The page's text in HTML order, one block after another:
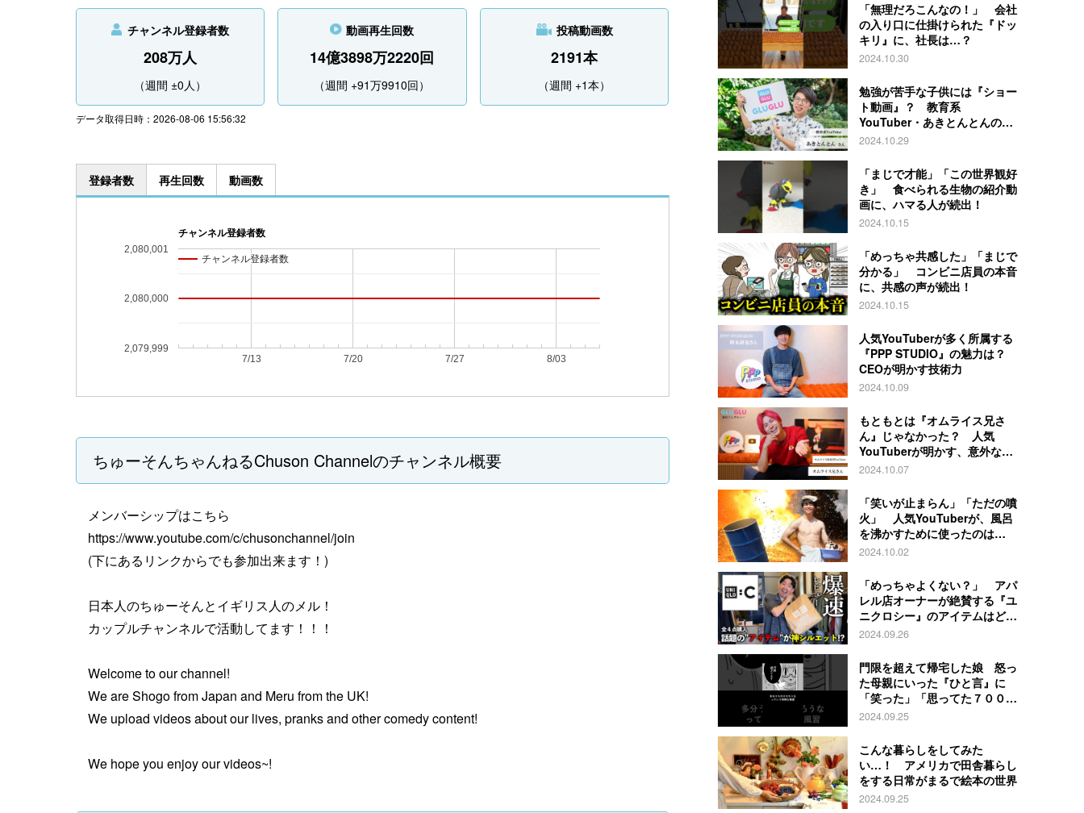
チャンネル登録者数
208万人
（週間 ±0人）
動画再生回数
14億3898万2220回
（週間 +91万9910回）
投稿動画数
2191本
（週間 +1本）
データ取得日時：2026-08-06 15:56:32
登録者数 再生回数 動画数
チャンネル登録者数
7/13 7/20 7/27 8/03
2,079,999
2,080,000
2,080,001
チャンネル登録者数
チャンネル登録者数
ちゅーそんちゃんねるChuson Channelのチャンネル概要
メンバーシップはこちら
https://www.youtube.com/c/chusonchannel/join
(下にあるリンクからでも参加出来ます！)
日本人のちゅーそんとイギリス人のメル！
カップルチャンネルで活動してます！！！
Welcome to our channel!
We are Shogo from Japan and Meru from the UK!
We upload videos about our lives, pranks and other comedy content!
We hope you enjoy our videos~!
「無理だろこんなの！」 会社
の入り口に仕掛けられた『ドッ
キリ』に、社長は…？
2024.10.30
勉強が苦手な子供には『ショー
ト動画』？ 教育系
YouTuber・あきとんとんの戦
略とは
2024.10.29
「まじで才能」「この世界観好
き」 食べられる生物の紹介動
画に、ハマる人が続出！
2024.10.15
「めっちゃ共感した」「まじで
分かる」 コンビニ店員の本音
に、共感の声が続出！
2024.10.15
人気YouTuberが多く所属する
『PPP STUDIO』の魅力は？
CEOが明かす技術力
2024.10.09
もともとは『オムライス兄さ
ん』じゃなかった？ 人気
YouTuberが明かす、意外な過
去とは
2024.10.07
「笑いが止まらん」「ただの噴
火」 人気YouTuberが、風呂
を沸かすために使ったのは…
2024.10.02
「めっちゃよくない？」 アパ
レル店オーナーが絶賛する『ユ
ニクロシー』のアイテムはど
れ？
2024.09.26
門限を超えて帰宅した娘 怒っ
た母親にいった『ひと言』に
「笑った」「思ってた７００倍
特殊」
2024.09.25
こんな暮らしをしてみた
い…！ アメリカで田舎暮らし
をする日常がまるで絵本の世界
2024.09.25